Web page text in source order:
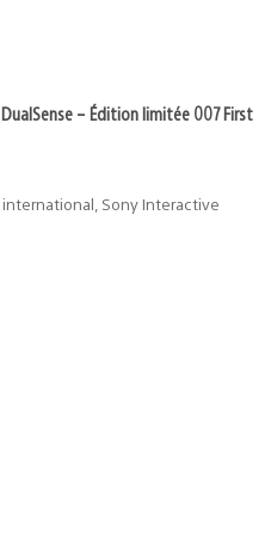
– Édition limitée 007 First
Sony Interactive